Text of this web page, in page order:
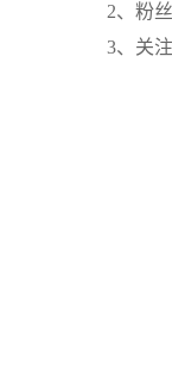
2、粉
3、关